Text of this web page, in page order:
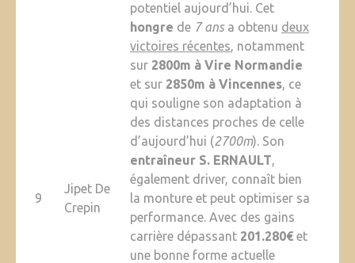
9
Jipet De
Crepin
potentiel aujourd’hui. Cet
hongre de 7 ansa obtenu deux
victoires récentes, notamment
sur 2800m à Vire Normandie
et sur 2850m à Vincennes, ce
qui souligne son adaptation à
des distances proches de celle
d’aujourd’hui (2700m). Son
entraîneur S. ERNAULT,
également driver, connaît bien
la monture et peut optimiser sa
performance. Avec des gains
carrière dépassant 201.280€et
une bonne forme actuelle